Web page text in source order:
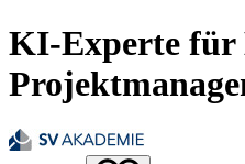
KI-Experte für